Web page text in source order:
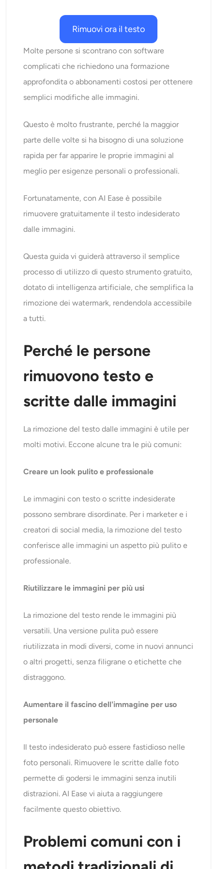
Generatore di immagini con stile AI
Cambio acconciatura
Bambino AI
Filtro AI
Generatore di colpi alla testa Pro
Strumenti video
Effetti video
Rimozione filigrana video
Rimuovi ora il testo
Molte persone si scontrano con software
complicati che richiedono una formazione
approfondita o abbonamenti costosi per ottenere
semplici modifiche alle immagini.
Questo è molto frustrante, perché la maggior
parte delle volte si ha bisogno di una soluzione
rapida per far apparire le proprie immagini al
meglio per esigenze personali o professionali.
Fortunatamente, conAI Ease è possibile
rimuovere gratuitamente il testo indesiderato
dalle immagini.
Questa guida vi guiderà attraverso il semplice
processo di utilizzo di questo strumento gratuito,
dotato di intelligenza artificiale, che semplifica la
rimozione dei watermark, rendendola accessibile
a tutti.
Perché le persone
rimuovono testo e
scritte dalle immagini
La rimozione del testo dalle immagini è utile per
molti motivi. Eccone alcune tra le più comuni:
Creare un look pulito e professionale
Le immagini con testo o scritte indesiderate
possono sembrare disordinate. Per i marketer e i
creatori di social media, la rimozione del testo
conferisce alle immagini un aspetto più pulito e
professionale.
Riutilizzare le immagini per più usi
La rimozione del testo rende le immagini più
versatili. Una versione pulita può essere
riutilizzata in modi diversi, come in nuovi annunci
o altri progetti, senza filigrane o etichette che
distraggono.
Aumentare il fascino dell'immagine per uso
personale
Il testo indesiderato può essere fastidioso nelle
foto personali. Rimuovere le scritte dalle foto
permette di godersi le immagini senza inutili
distrazioni. AI Ease vi aiuta a raggiungere
facilmente questo obiettivo.
Problemi comuni con i